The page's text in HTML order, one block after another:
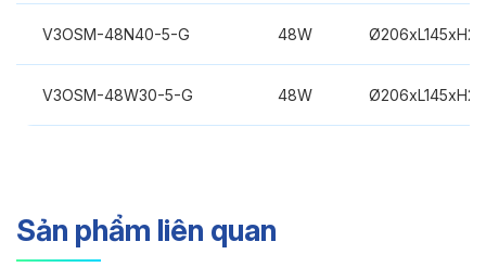
V3OSM-48N40-5-G 48W
V3OSM-48W30-5-G 48W
Sản phẩm liên quan